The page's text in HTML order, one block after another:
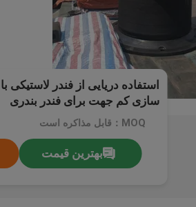
استفاده دریایی از فندر
سازی کم جهت برای فندر بندری
MOQ：قابل مذاکره است
بهترین قیمت